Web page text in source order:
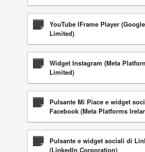
YouTube IFrame Player
Limited)
Widget Instagram (Meta
Limited)
Pulsante Mi Piace e widget
Facebook (Meta Platforms
Pulsante e widget sociali di
(LinkedIn Corporation)